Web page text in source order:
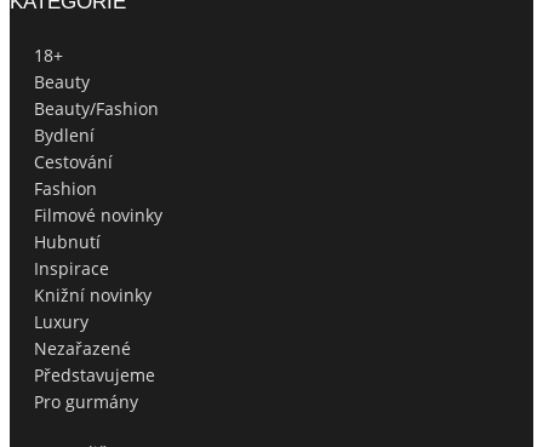
18+
Beauty
Beauty/Fashion
Bydlení
Cestování
Fashion
Filmové novinky
Hubnutí
Inspirace
Knižní novinky
Luxury
Nezařazené
Představujeme
Pro gurmány